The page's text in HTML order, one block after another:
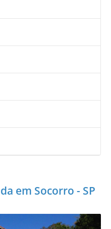
em Socorro - SP